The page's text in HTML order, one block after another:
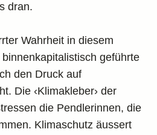
dran.
Wahrheit in diesem
geführte
den Druck auf
Die ‹Klimakleber› der
die Pendlerinnen, die
Klimaschutz äussert